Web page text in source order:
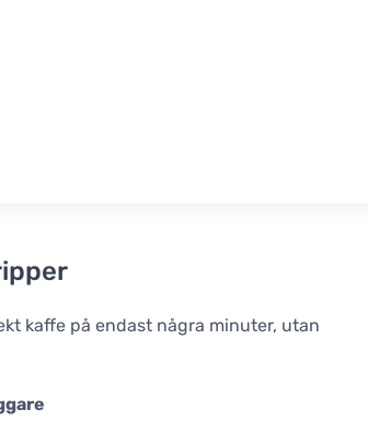
kaffe på endast några minuter, utan